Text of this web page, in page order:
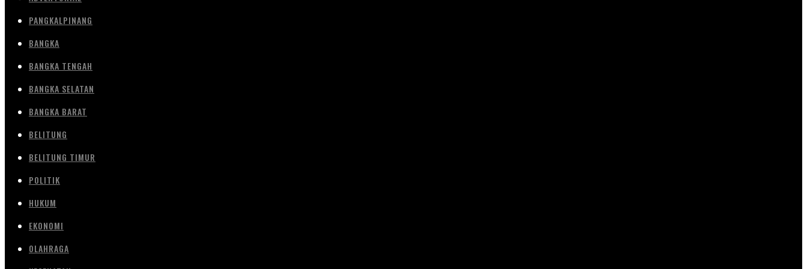
PANGKALPINANG
BANGKA
BANGKA TENGAH
BANGKA SELATAN
BANGKA BARAT
BELITUNG
BELITUNG TIMUR
POLITIK
HUKUM
EKONOMI
OLAHRAGA